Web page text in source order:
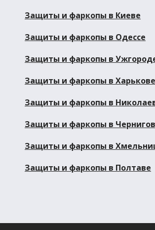
Защиты и фаркопы в Киеве
Защиты и фаркопы в Одессе
Защиты и фаркопы в
Защиты и фаркопы в Харькове
Защиты и фаркопы в
Защиты и фаркопы в
Защиты и фаркопы в
Защиты и фаркопы в Полтаве